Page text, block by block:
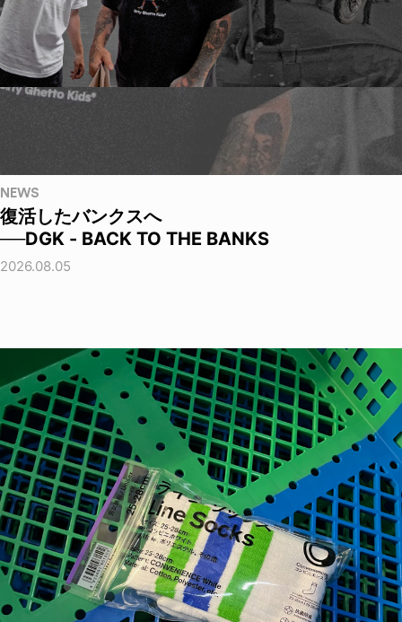
NEWS
復活したバンクスへ
──DGK - BACK TO THE BANKS
2026.08.05